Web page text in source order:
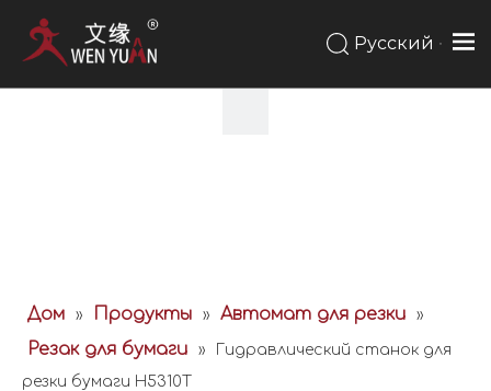
Pусский
Дом » Продукты » Автомат для резки »
Резак для бумаги »
Гидравлический станок для
резки бумаги H5310T